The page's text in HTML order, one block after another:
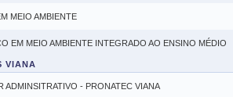
MEIO AMBIENTE
EM MEIO AMBIENTE INTEGRADO AO ENSINO MÉDIO
VIANA
ADMINSITRATIVO - PRONATEC VIANA